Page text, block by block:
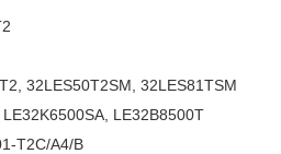
32LES50T2SM, 32LES81TSM
LE32B8500T
T2C/A4/B